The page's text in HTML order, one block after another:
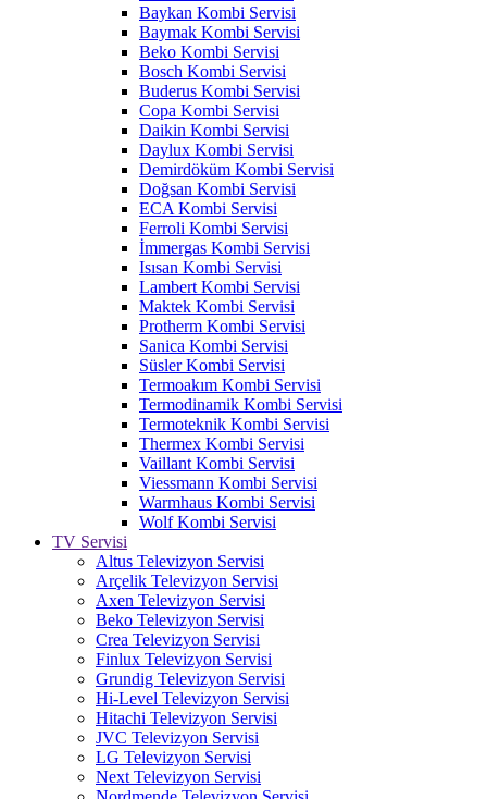
Baykan Kombi Servisi
Baymak Kombi Servisi
Beko Kombi Servisi
Bosch Kombi Servisi
Buderus Kombi Servisi
Copa Kombi Servisi
Daikin Kombi Servisi
Daylux Kombi Servisi
Demirdöküm Kombi Servisi
Doğsan Kombi Servisi
ECA Kombi Servisi
Ferroli Kombi Servisi
İmmergas Kombi Servisi
Isısan Kombi Servisi
Lambert Kombi Servisi
Maktek Kombi Servisi
Protherm Kombi Servisi
Sanica Kombi Servisi
Süsler Kombi Servisi
Termoakım Kombi Servisi
Termodinamik Kombi Servisi
Termoteknik Kombi Servisi
Thermex Kombi Servisi
Vaillant Kombi Servisi
Viessmann Kombi Servisi
Warmhaus Kombi Servisi
Wolf Kombi Servisi
TV Servisi
Altus Televizyon Servisi
Arçelik Televizyon Servisi
Axen Televizyon Servisi
Beko Televizyon Servisi
Crea Televizyon Servisi
Finlux Televizyon Servisi
Grundig Televizyon Servisi
Hi-Level Televizyon Servisi
Hitachi Televizyon Servisi
JVC Televizyon Servisi
LG Televizyon Servisi
Next Televizyon Servisi